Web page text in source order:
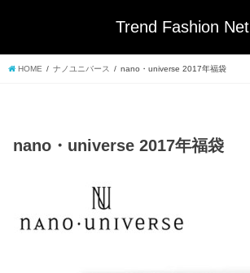
Trend Fashion Net
HOME ナノユニバース nano・universe 2017年福袋
nano・universe 2017年福袋